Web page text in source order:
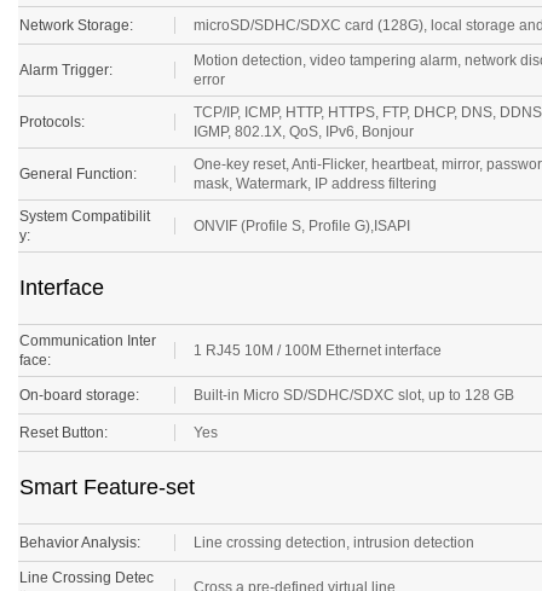
Network Storage: microSD/SDHC/SDXC card (128G), local storage
Motion detection, video tampering alarm, network
error
TCP/IP, ICMP, HTTP, HTTPS, FTP, DHCP, DNS,
IGMP, 802.1X, QoS, IPv6, Bonjour
One-key reset, Anti-Flicker, heartbeat, mirror,
mask, Watermark, IP address filtering
System Compatibilit
y:
Communication Inter
face:
On-board storage: Built-in Micro SD/SDHC/SDXC slot, up to 128 GB
Reset Button: Yes
Behavior Analysis: Line crossing detection, intrusion detection
Line Crossing Detec
tion: